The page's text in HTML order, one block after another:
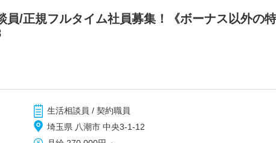
員/正規フルタイム社員募集！《ボーナス以外の
生活相談員 / 契約職員
埼玉県 八潮市 中央3-1-12